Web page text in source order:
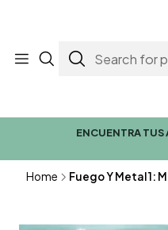
ENCUENTRA
Home Fuego Y Metal 1: